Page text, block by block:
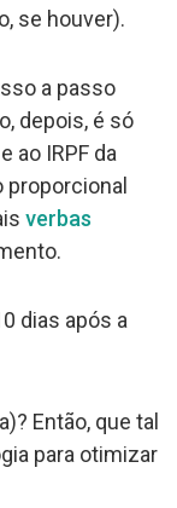
se houver).
a passo
depois, é só
ao IRPF da
proporcional
verbas
dias após a
Então, que tal
para otimizar